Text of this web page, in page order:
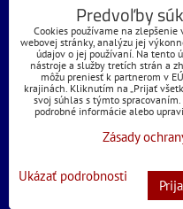
Predvoľby
Cookies používame na
webovej stránky, analýzu jej
údajov o jej používaní. Na tento
nástroje a služby tretích strán a
môžu preniesť k partnerom v
krajinách. Kliknutím na „Prijať
svoj súhlas s týmto
podrobné informácie alebo
Zásady
Ukázať podrobnosti